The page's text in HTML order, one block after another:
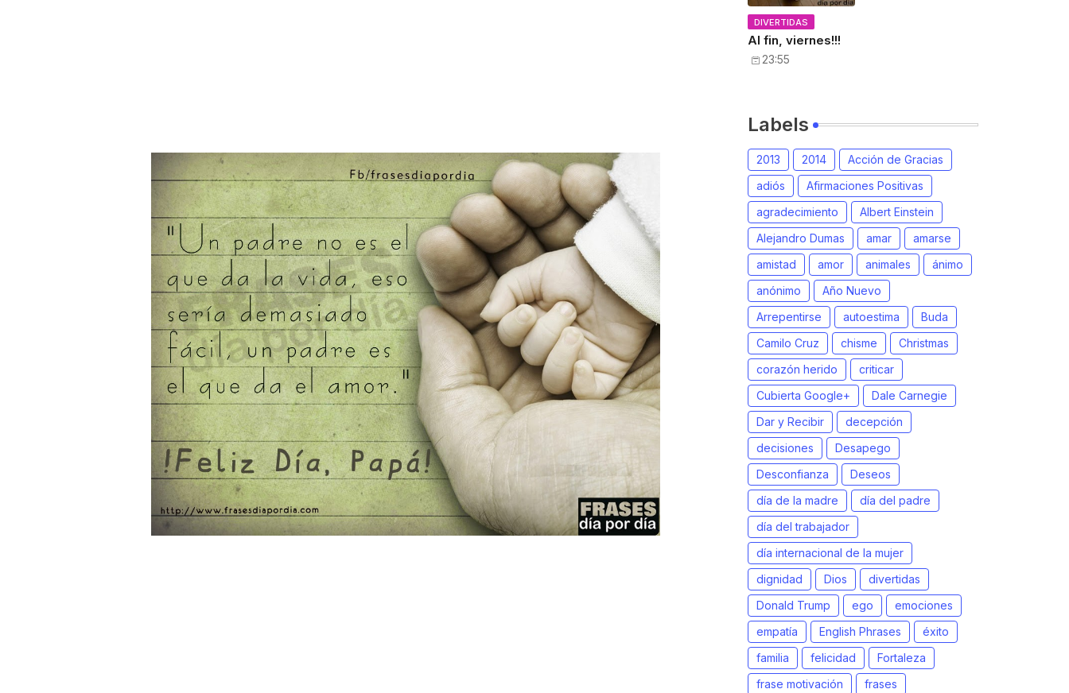
DIVERTIDAS
Al fin, viernes!!!
23:55
Labels
2013 2014
Acción de Gracias
adiós
Afirmaciones Positivas
agradecimiento
Albert Einstein
Alejandro Dumas
amar
amarse
amistad
amor animales
ánimo
anónimo
Año Nuevo
Arrepentirse
autoestima
Buda
Camilo Cruz
chisme
Christmas
corazón herido
criticar
Cubierta Google+
Dale Carnegie
Dar y Recibir
decepción
decisiones
Desapego
Desconfianza
Deseos
día de la madre
día del padre
día del trabajador
día internacional de la mujer
dignidad
Dios
divertidas
Donald Trump
ego
emociones
empatía
English Phrases
éxito
familia
felicidad
Fortaleza
frase motivación
frases